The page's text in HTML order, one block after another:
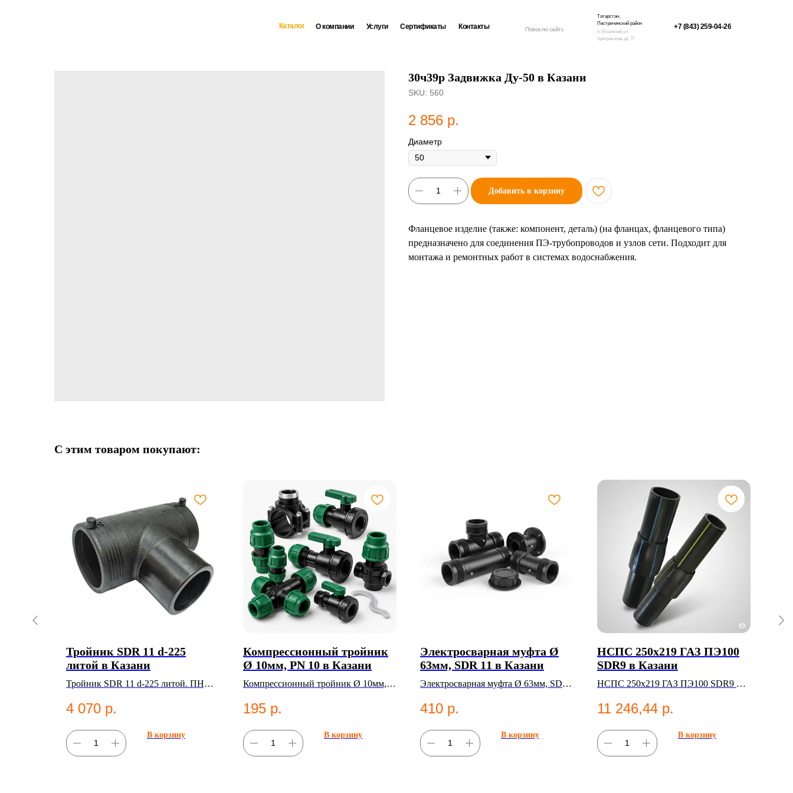
Поиск по сайту
Контакты
Сертификаты
Услуги +7 (843) 259-04-26
О компании
п. Ильинский, ул.
Центральная, зд. 77
Татарстан,
Пестречинский район
Каталог
30ч39р Задвижка Ду-50 в Казани
SKU: 560
2 856 р.
Диаметр
Добавить в корзину
Фланцевое изделие (также: компонент, деталь) (на фланцах, фланцевого типа)
предназначено для соединения ПЭ-трубопроводов и узлов сети. Подходит для
монтажа и ремонтных работ в системах водоснабжения.
С этим товаром покупают:
Тройник SDR 11 d-225
литой в Казани
Тройник SDR 11 d-225 литой. ПНД
4 070 р.
В корзину
Компрессионный тройник
Ø 10мм, PN 10 в Казани
Компрессионный тройник Ø 10мм,
фитинги;Тройники.
195 р.
В корзину
Электросварная муфта Ø
63мм, SDR 11 в Казани
Электросварная муфта Ø 63мм, SDR
фитинги;Муфты.
410 р.
В корзину
НСПС 250х219 ГАЗ ПЭ100
SDR9 в Казани
НСПС 250х219 ГАЗ ПЭ100 SDR9 —
11 246,44 р.
В корзину